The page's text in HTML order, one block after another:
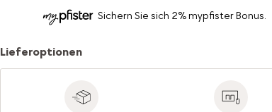
Sichern Sie sich 2% mypfister Bonus.
Lieferoptionen